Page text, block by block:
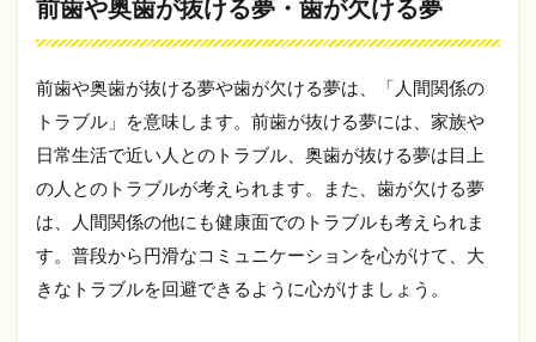
歯が
抜け
は宝
当た
るっ
当？
1.5
親知
らず
前歯や奥歯が抜ける夢・歯が欠ける夢
前歯や奥歯が抜ける夢や歯が欠ける夢は、「人間関係の
トラブル」を意味します。前歯が抜ける夢には、家族や
日常生活で近い人とのトラブル、奥歯が抜ける夢は目上
の人とのトラブルが考えられます。また、歯が欠ける夢
は、人間関係の他にも健康面でのトラブルも考えられま
す。普段から円滑なコミュニケーションを心がけて、大
きなトラブルを回避できるように心がけましょう。